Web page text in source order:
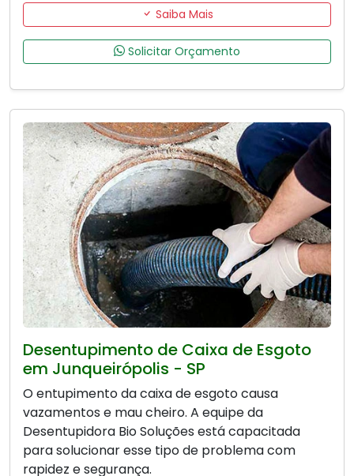
Saiba Mais
Solicitar Orçamento
Desentupimento de Caixa de Esgoto
em Junqueirópolis - SP
O entupimento da caixa de esgoto causa
vazamentos e mau cheiro. A equipe da
Desentupidora Bio Soluções está capacitada
para solucionar esse tipo de problema com
rapidez e segurança.